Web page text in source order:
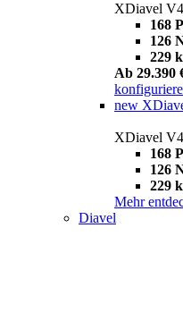
XDiavel V4
168
126
229
Ab 29.390
new
XDiavel
168
126
229
Mehr
Diavel